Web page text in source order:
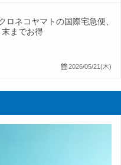
ロネコヤマトの国際宅急便、
までお得
2026/05/21(木)